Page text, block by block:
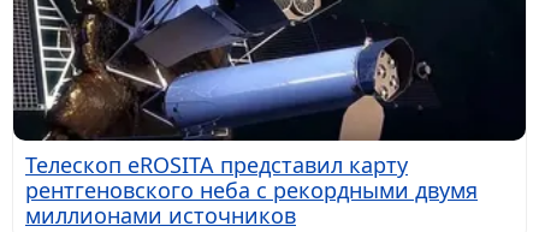
Телескоп eROSITA представил карту
рентгеновского неба с рекордными двумя
миллионами источников